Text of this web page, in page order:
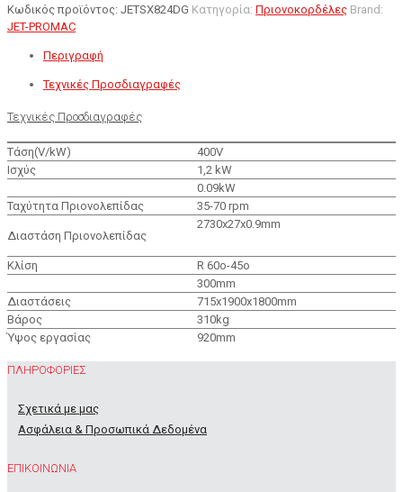
Κωδικός προϊόντος: JETSX824DG Κατηγορία: Πριονοκορδέλες Brand:
JET-PROMAC
Περιγραφή
Τεχνικές Προσδιαγραφές
Τεχνικές Προσδιαγραφές
Τάση(V/kW)
400V
Ισχύς
1,2 kW
0.09kW
Ταχύτητα Πριονολεπίδας
35-70 rpm
Διαστάση Πριονολεπίδας
2730x27x0.9mm
Κλίση
R 60ο-45o
300mm
Διαστάσεις
715x1900x1800mm
Βάρος
310kg
Ύψος εργασίας
920mm
ΠΛΗΡΟΦΟΡΙΕΣ
Σχετικά με μας
Ασφάλεια & Προσωπικά Δεδομένα
ΕΠΙΚΟΙΝΩΝΙΑ